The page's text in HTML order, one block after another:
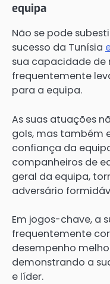
equipa
Não se pode
sucesso da Tunísia
sua capacidade de
frequentemente
para a equipa.
As suas atuações
gols, mas também
confiança da
companheiros de
geral da equipa,
adversário
Em jogos-chave, a
frequentemente
desempenho
demonstrando a
e líder.